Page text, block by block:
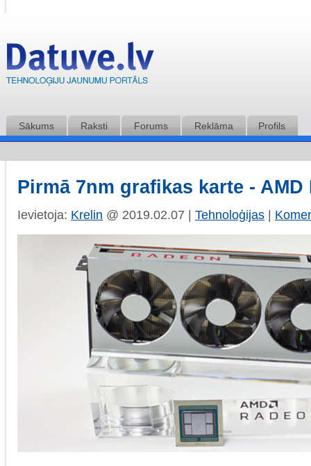
Sākums Raksti Forums Reklāma Profils
Pirmā 7nm grafikas karte - AMD
Ievietoja: Krelin @ 2019.02.07 | Tehnoloģijas